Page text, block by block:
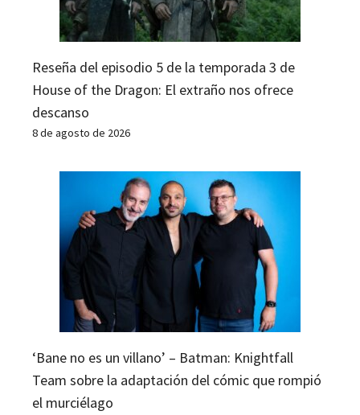
Reseña del episodio 5 de la temporada 3 de
House of the Dragon: El extraño nos ofrece
descanso
8 de agosto de 2026
‘Bane no es un villano’ – Batman: Knightfall
Team sobre la adaptación del cómic que rompió
el murciélago